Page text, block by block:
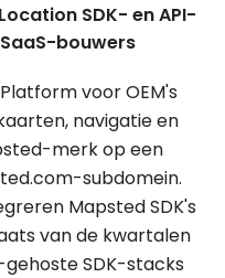
SDK- en API-
bouwers
voor OEM's
navigatie en
merk op een
subdomein.
Mapsted SDK's
van de kwartalen
SDK-stacks